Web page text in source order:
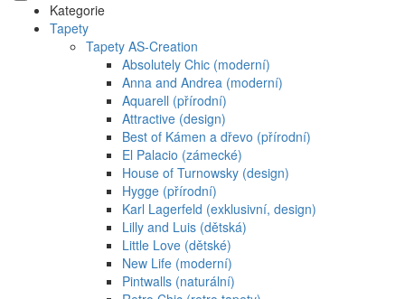
Kategorie
Tapety
Tapety AS-Creation
Absolutely Chic (moderní)
Anna and Andrea (moderní)
Aquarell (přírodní)
Attractive (design)
Best of Kámen a dřevo (přírodní)
El Palacio (zámecké)
House of Turnowsky (design)
Hygge (přírodní)
Karl Lagerfeld (exklusivní, design)
Lilly and Luis (dětská)
Little Love (dětské)
New Life (moderní)
Pintwalls (naturální)